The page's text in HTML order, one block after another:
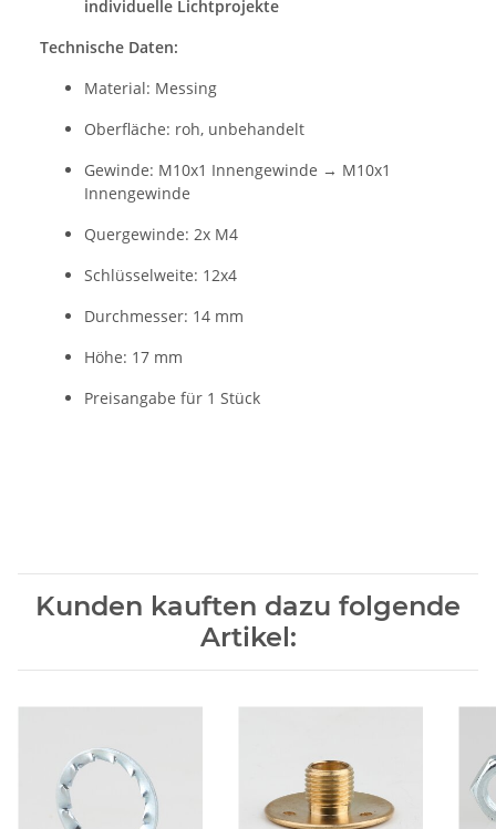
individuelle Lichtprojekte
Technische Daten:
Material: Messing
Oberfläche: roh, unbehandelt
Gewinde: M10x1 Innengewinde → M10x1
Innengewinde
Quergewinde: 2x M4
Schlüsselweite: 12x4
Durchmesser: 14 mm
Höhe: 17 mm
Preisangabe für 1 Stück
Kunden kauften dazu folgende
Artikel: